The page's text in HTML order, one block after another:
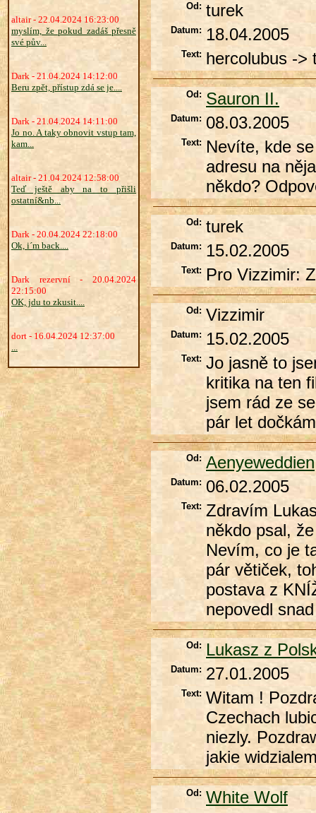
altair - 22.04.2024 16:23:00
myslím, že pokud zadáš přesně
své pův...
Dark - 21.04.2024 14:12:00
Beru zpět, přístup zdá se je....
Dark - 21.04.2024 14:11:00
Jo no. A taky obnovit vstup tam,
kam...
altair - 21.04.2024 12:58:00
Teď ještě aby na to přišli
ostatní&nb...
Dark - 20.04.2024 22:18:00
Ok, i´m back....
Dark rezervní - 20.04.2024
22:15:00
OK, jdu to zkusit....
dort - 16.04.2024 12:37:00
...
Od: turek
Datum: 18.04.2005
Text: hercolubus ->
Od: Sauron II.
Datum: 08.03.2005
Text: Nevíte, kde
adresu na
někdo?
Od: turek
Datum: 15.02.2005
Text: Pro Vizzimir:
Od: Vizzimir
Datum: 15.02.2005
Text: Jo jasně to
kritika na ten
jsem rád ze
pár let
Od: Aenyeweddien
Datum: 06.02.2005
Text: Zdravím
někdo psal,
Nevím, co je
pár větiček,
postava z
nepovedl
Od: Lukasz z
Datum: 27.01.2005
Text: Witam !
Czechach
niezly.
jakie
Od: White Wolf